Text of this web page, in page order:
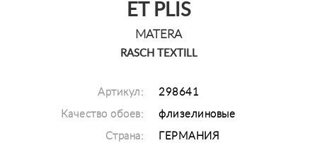
ET PLIS
MATERA
RASCH TEXTILL
Артикул: 298641
Качество обоев: флизелиновые
Страна: ГЕРМАНИЯ